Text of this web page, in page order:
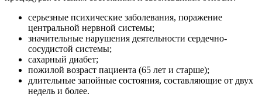
серьезные психические заболевания, поражение
центральной нервной системы;
значительные нарушения деятельности сердечно-
сосудистой системы;
сахарный диабет;
пожилой возраст пациента (65 лет и старше);
длительные запойные состояния, составляющие от двух
недель и более.